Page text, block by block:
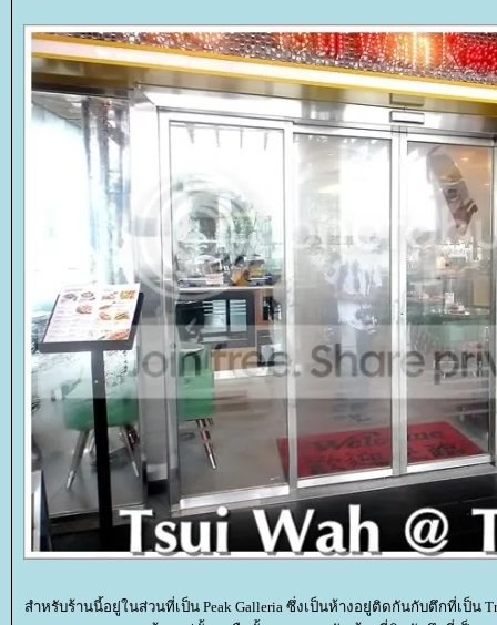
สำหรับร้านนี้อยู่ในส่วนที่เป็น Peak Galleria ซึ่งเป็นห้างอยู่ติดกันกับตึกที่เป็น